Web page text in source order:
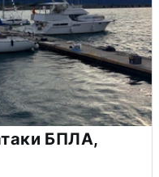
БПЛА,